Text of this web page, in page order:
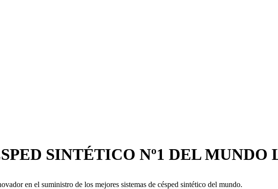
SINTÉTICO Nº1 DEL MUNDO
en el suministro de los mejores sistemas de césped sintético del mundo.